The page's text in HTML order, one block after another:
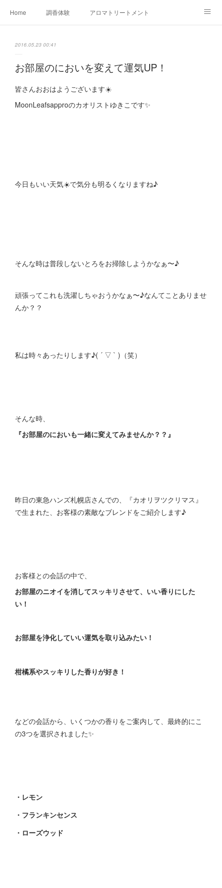
Home 調香体験 アロマトリートメントMenu
Ameblo
2016.05.23 00:41
お部屋のにおいを変えて運気UP！
皆さんおおはようございます☀️
MoonLeafsapproのカオリストゆきこです✨
今日もいい天気☀️で気分も明るくなりますね♪
そんな時は普段しないとろをお掃除しようかなぁ〜♪
頑張ってこれも洗濯しちゃおうかなぁ〜♪なんてことありませ
んか？？
私は時々あったりします♪( ´ ▽ ` )（笑）
そんな時、
『お部屋のにおいも一緒に変えてみませんか？？』
昨日の東急ハンズ札幌店さんでの、『カオリヲツクリマス』
で生まれた、お客様の素敵なブレンドをご紹介します♪
お客様との会話の中で、
お部屋のニオイを消してスッキリさせて、いい香りにした
い！
お部屋を浄化していい運気を取り込みたい！
柑橘系やスッキリした香りが好き！
などの会話から、いくつかの香りをご案内して、最終的にこ
の3つを選択されました✨
・レモン
・フランキンセンス
・ローズウッド